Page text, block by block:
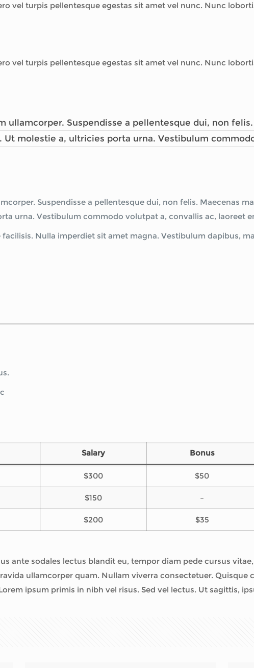
vel turpis pellentesque egestas sit amet vel nunc. Nunc
vel turpis pellentesque egestas sit amet vel nunc. Nunc
ullamcorper. Suspendisse a pellentesque dui, non
molestie a, ultricies porta urna. Vestibulum
Suspendisse a pellentesque dui, non felis. Maecenas
urna. Vestibulum commodo volutpat a, convallis ac, laoreet
Nulla imperdiet sit amet magna. Vestibulum dapibus,
Salary Bonus
$300 $50
$150 –
$200 $35
ante sodales lectus blandit eu, tempor diam pede cursus
ullamcorper quam. Nullam viverra consectetuer. Quisque
ipsum primis in nibh vel risus. Sed vel lectus. Ut sagittis,